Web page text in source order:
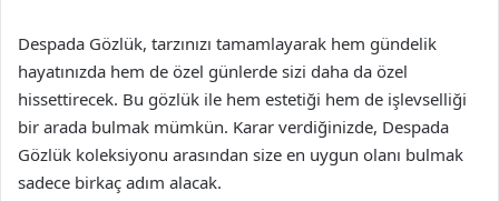
Despada Gözlük, tarzınızı tamamlayarak hem gündelik
hayatınızda hem de özel günlerde sizi daha da özel
hissettirecek. Bu gözlük ile hem estetiği hem de işlevselliği
bir arada bulmak mümkün. Karar verdiğinizde, Despada
Gözlük koleksiyonu arasından size en uygun olanı bulmak
sadece birkaç adım alacak.